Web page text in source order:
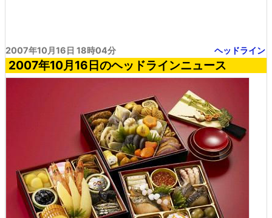
2007年10月16日 18時04分 ヘッドライン
2007年10月16日のヘッドラインニュース